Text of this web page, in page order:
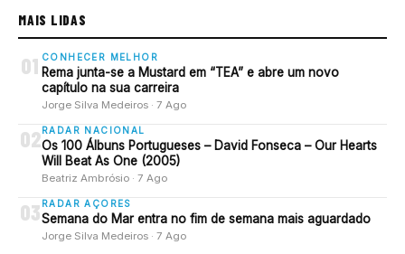
MAIS LIDAS
01 CONHECER MELHOR
Rema junta-se a Mustard em “TEA” e abre um novo
capítulo na sua carreira
Jorge Silva Medeiros · 7 Ago
02 RADAR NACIONAL
Os 100 Álbuns Portugueses – David Fonseca – Our Hearts
Will Beat As One (2005)
Beatriz Ambrósio · 7 Ago
03 RADAR AÇORES
Semana do Mar entra no fim de semana mais aguardado
Jorge Silva Medeiros · 7 Ago